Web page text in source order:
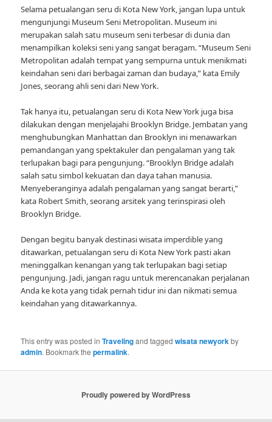
Selama petualangan seru di Kota New York, jangan lupa untuk
mengunjungi Museum Seni Metropolitan. Museum ini
merupakan salah satu museum seni terbesar di dunia dan
menampilkan koleksi seni yang sangat beragam. “Museum Seni
Metropolitan adalah tempat yang sempurna untuk menikmati
keindahan seni dari berbagai zaman dan budaya,” kata Emily
Jones, seorang ahli seni dari New York.
Tak hanya itu, petualangan seru di Kota New York juga bisa
dilakukan dengan menjelajahi Brooklyn Bridge. Jembatan yang
menghubungkan Manhattan dan Brooklyn ini menawarkan
pemandangan yang spektakuler dan pengalaman yang tak
terlupakan bagi para pengunjung. “Brooklyn Bridge adalah
salah satu simbol kekuatan dan daya tahan manusia.
Menyeberanginya adalah pengalaman yang sangat berarti,”
kata Robert Smith, seorang arsitek yang terinspirasi oleh
Brooklyn Bridge.
Dengan begitu banyak destinasi wisata imperdible yang
ditawarkan, petualangan seru di Kota New York pasti akan
meninggalkan kenangan yang tak terlupakan bagi setiap
pengunjung. Jadi, jangan ragu untuk merencanakan perjalanan
Anda ke kota yang tidak pernah tidur ini dan nikmati semua
keindahan yang ditawarkannya.
This entry was posted inTravelingand taggedwisata newyorkby
admin. Bookmark thepermalink.
Proudly powered by WordPress